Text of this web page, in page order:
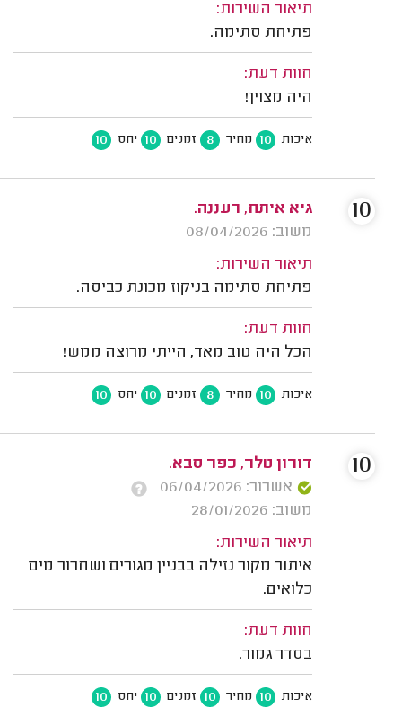
תיאור השירות:
פתיחת סתימה.
חוות דעת:
היה מצוין!
איכות 10 מחיר 8 זמנים 10 יחס 10
גיא איתח, רעננה.
משוב: 08/04/2026
תיאור השירות:
פתיחת סתימה בניקוז מכונת כביסה.
חוות דעת:
הכל היה טוב מאד, הייתי מרוצה ממש!
איכות 10 מחיר 8 זמנים 10 יחס 10
10
דורון טלר, כפר סבא.
אשרור: 06/04/2026
משוב: 28/01/2026
תיאור השירות:
איתור מקור נזילה בבניין מגורים ושחרור מים
כלואים.
חוות דעת:
בסדר גמור.
איכות 10 מחיר 10 זמנים 10 יחס 10
10